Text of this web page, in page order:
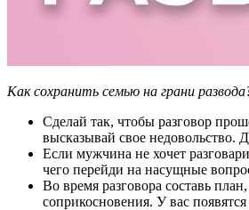
Как сохранить семью на грани
Сделай так, чтобы разговор
высказывай свое
Если мужчина не хочет
чего перейди на насущные
Во время разговора составь
соприкосновения. У вас